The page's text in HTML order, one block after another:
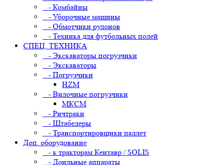
- Комбайны
- Уборочные машины
- Обмотчики рулонов
- Техника для футбольных полей
СПЕЦ. ТЕХНИКА
- Экскаваторы погрузчики
- Экскаваторы
- Погрузчики
HZM
- Вилочные погрузчики
МКСМ
- Ричтраки
- Штабелеры
- Транспортировщики паллет
Доп. оборудование
- к тракторам Кентавр / SOLIS
- Доильные аппараты